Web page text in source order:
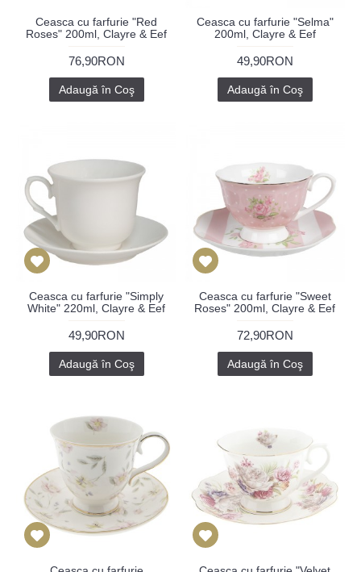
Ceasca cu farfurie "Red
Roses" 200ml, Clayre & Eef
76,90RON
Adaugă în Coş
Ceasca cu farfurie "Selma"
200ml, Clayre & Eef
49,90RON
Adaugă în Coş
Ceasca cu farfurie "Simply
White" 220ml, Clayre & Eef
49,90RON
Adaugă în Coş
Ceasca cu farfurie "Sweet
Roses" 200ml, Clayre & Eef
72,90RON
Adaugă în Coş